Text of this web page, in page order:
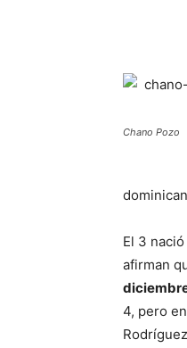
Chano Pozo
El 3
afirman
4, pero